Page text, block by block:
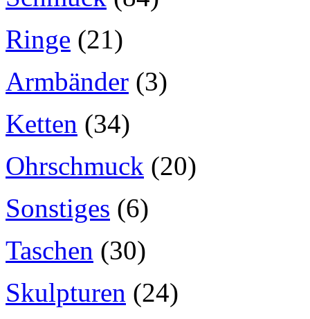
Ringe (21)
Armbänder (3)
Ketten (34)
Ohrschmuck (20)
Sonstiges (6)
Taschen (30)
Skulpturen (24)